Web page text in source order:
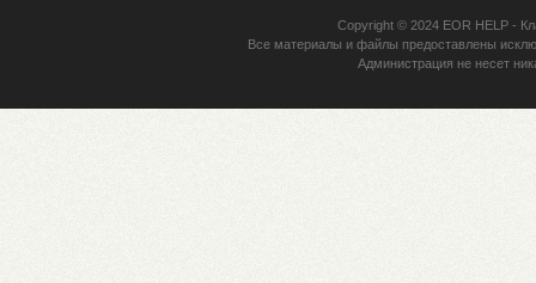
Copyright © 2024 EOR HELP-
Все материалы и файлы предоставлены
Администрация не несет